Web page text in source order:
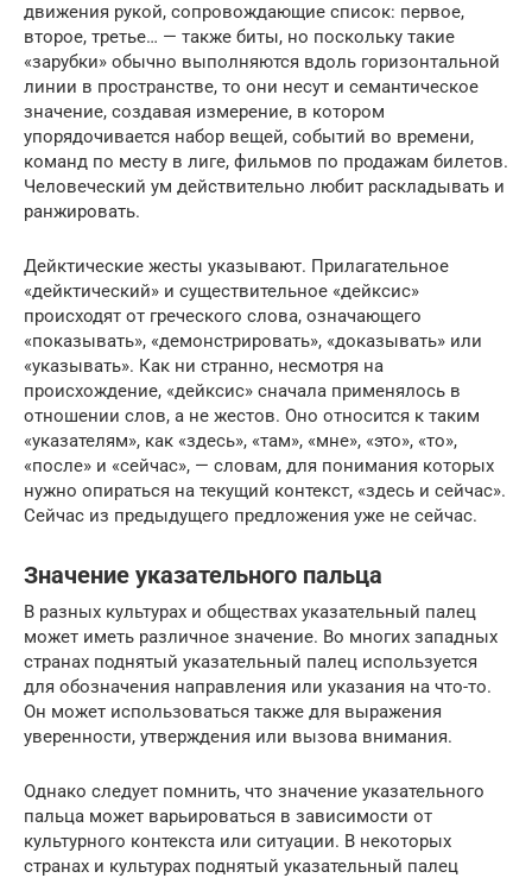
движения рукой, сопровождающие список: первое,
второе, третье… — также биты, но поскольку такие
«зарубки» обычно выполняются вдоль горизонтальной
линии в пространстве, то они несут и семантическое
значение, создавая измерение, в котором
упорядочивается набор вещей, событий во времени,
команд по месту в лиге, фильмов по продажам билетов.
Человеческий ум действительно любит раскладывать и
ранжировать.
Дейктические жесты указывают. Прилагательное
«дейктический» и существительное «дейксис»
происходят от греческого слова, означающего
«показывать», «демонстрировать», «доказывать» или
«указывать». Как ни странно, несмотря на
происхождение, «дейксис» сначала применялось в
отношении слов, а не жестов. Оно относится к таким
«указателям», как «здесь», «там», «мне», «это», «то»,
«после» и «сейчас», — словам, для понимания которых
нужно опираться на текущий контекст, «здесь и сейчас».
Сейчас из предыдущего предложения уже не сейчас.
Значение указательного пальца
В разных культурах и обществах указательный палец
может иметь различное значение. Во многих западных
странах поднятый указательный палец используется
для обозначения направления или указания на что-то.
Он может использоваться также для выражения
уверенности, утверждения или вызова внимания.
Однако следует помнить, что значение указательного
пальца может варьироваться в зависимости от
культурного контекста или ситуации. В некоторых
странах и культурах поднятый указательный палец